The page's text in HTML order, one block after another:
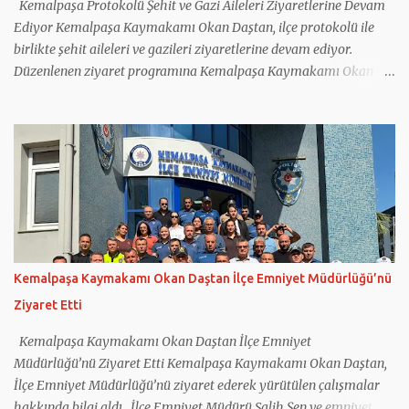
Kemalpaşa Protokolü Şehit ve Gazi Aileleri Ziyaretlerine Devam
Ediyor Kemalpaşa Kaymakamı Okan Daştan, ilçe protokolü ile
birlikte şehit aileleri ve gazileri ziyaretlerine devam ediyor.
Düzenlenen ziyaret programına Kemalpaşa Kaymakamı Okan
İlhan Tatar, İlçe Müftüsü Nurullah Birlik ile Sosyal Yardımlaşma
ve Dayanışma Vakfı Müdürü Kadriye Baş katıldı. Kaymakam
Daştan ve beraberindeki heyet; 2019 yılında Hakkâri Çukurca'da
Pençe-2 Harekâtı kapsamında yaralanan kahraman gazimiz
Yakup Küçük ile 16 Haziran 2024 tarihinde Bayındır'da çıkan
yangına müdahale ettikten sonra görev yerine dönerken arazöz
ile geçirdiği kazada şehit olan Ulucak Orman İşletme Şefliği
personeli Serkan Topkaya'nın ailesini ziyaret etti. Her fırsatta
şehit aileleri ve gazilerin yanlarında olduklarını ifade eden
Kaymakam Daştan, şehit ailelerinin Türk milletine bırakılmış en
değerli ...
Kemalpaşa Kaymakamı Okan Daştan İlçe Emniyet Müdürlüğü’nü
Ziyaret Etti
Kemalpaşa Kaymakamı Okan Daştan İlçe Emniyet
Müdürlüğü’nü Ziyaret Etti Kemalpaşa Kaymakamı Okan Daştan,
İlçe Emniyet Müdürlüğü’nü ziyaret ederek yürütülen çalışmalar